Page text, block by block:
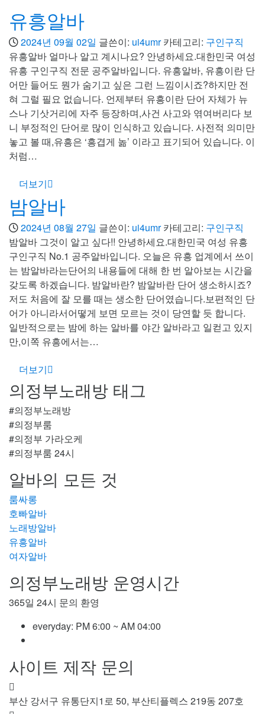
유흥알바
2024년 09월 02일 글쓴이: ui4umr 카테고리: 구인구직
유흥알바 얼마나 알고 계시나요? 안녕하세요.대한민국 여성
유흥 구인구직 전문 공주알바입니다. 유흥알바, 유흥이란 단
어만 들어도 뭔가 숨기고 싶은 그런 느낌이시죠?하지만 전
혀 그럴 필요 없습니다. 언제부터 유흥이란 단어 자체가 뉴
스나 기삿거리에 자주 등장하며,사건 사고와 엮여버리다 보
니 부정적인 단어로 많이 인식하고 있습니다. 사전적 의미만
놓고 볼 때,유흥은 ‘흥겹게 놂’ 이라고 표기되어 있습니다. 이
처럼…
더보기
밤알바
2024년 08월 27일 글쓴이: ui4umr 카테고리: 구인구직
밤알바 그것이 알고 싶다!! 안녕하세요.대한민국 여성 유흥
구인구직 No.1 공주알바입니다. 오늘은 유흥 업계에서 쓰이
는 밤알바라는단어의 내용들에 대해 한 번 알아보는 시간을
갖도록 하겠습니다. 밤알바란? 밤알바란 단어 생소하시죠?
저도 처음에 잘 모를 때는 생소한 단어였습니다.보편적인 단
어가 아니라서어떻게 보면 모르는 것이 당연할 듯 합니다.
일반적으로는 밤에 하는 알바를 야간 알바라고 일컫고 있지
만,이쪽 유흥에서는…
더보기
의정부노래방 태그
#의정부노래방
#의정부룸
#의정부 가라오케
#의정부룸 24시
알바의 모든 것
룸싸롱
호빠알바
노래방알바
유흥알바
여자알바
의정부노래방 운영시간
365일 24시 문의 환영
everyday: PM 6:00 ~ AM 04:00
사이트 제작 문의
부산 강서구 유통단지1로 50, 부산티플렉스 219동 207호